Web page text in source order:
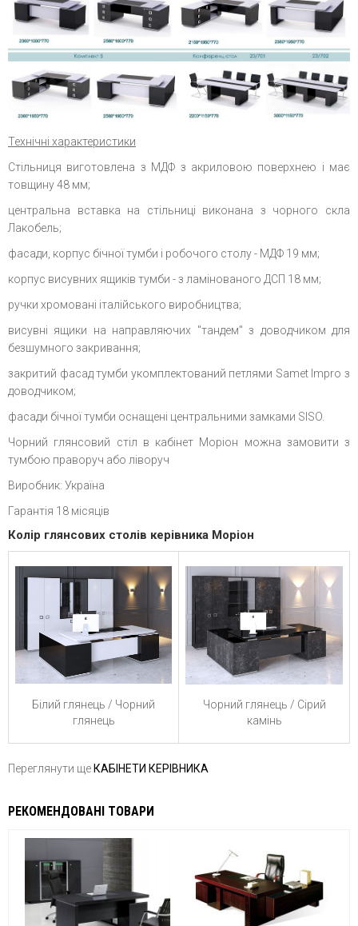
Технічні характеристики
Стільниця виготовлена з МДФ з акриловою поверхнею і має
товщину 48 мм;
центральна вставка на стільниці виконана з чорного скла
Лакобель;
фасади, корпус бічної тумби і робочого столу - МДФ 19 мм;
корпус висувних ящиків тумби - з ламінованого ДСП 18 мм;
ручки хромовані італійського виробництва;
висувні ящики на направляючих "тандем" з доводчиком для
безшумного закривання;
закритий фасад тумби укомплектований петлями Samet Impro з
доводчиком;
фасади бічної тумби оснащені центральними замками SISO.
Чорний глянсовий стіл в кабінет Моріон можна замовити з
тумбою праворуч або ліворуч
Виробник: Україна
Гарантія 18 місяців
Колір глянсових столів керівника Моріон
Білий глянець / Чорний
глянець
Чорний глянець / Сірий
камінь
Переглянути ще КАБІНЕТИ КЕРІВНИКА
РЕКОМЕНДОВАНІ ТОВАРИ